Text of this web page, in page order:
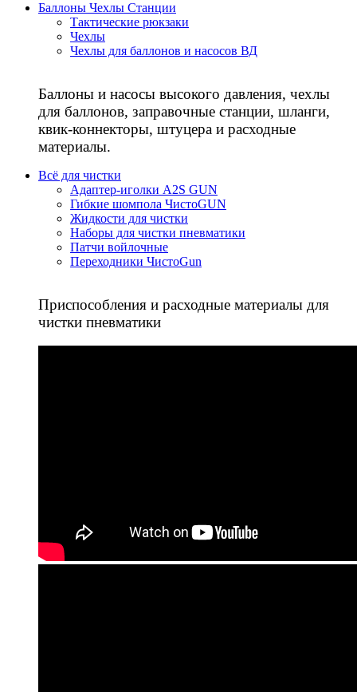
Баллоны Чехлы Станции
Тактические рюкзаки
Чехлы
Чехлы для баллонов и насосов ВД
Баллоны и насосы высокого давления, чехлы
для баллонов, заправочные станции, шланги,
квик-коннекторы, штуцера и расходные
материалы.
Всё для чистки
Адаптер-иголки A2S GUN
Гибкие шомпола ЧистоGUN
Жидкости для чистки
Наборы для чистки пневматики
Патчи войлочные
Переходники ЧистоGun
Приспособления и расходные материалы для
чистки пневматики